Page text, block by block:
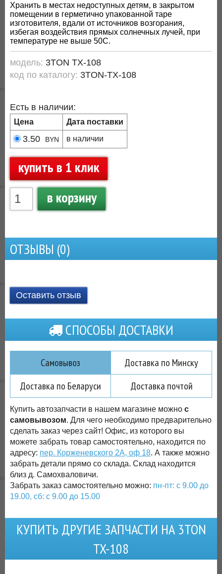
Хранить в местах недоступных детям, в закрытом
помещении в герметично упакованной таре
изготовителя, вдали от источников возгорания,
избегая воздействия прямых солнечных лучей, при
температуре не выше 50С.
модель: 3TON TX-108
код по каталогу: 3TON-TX-108
Есть в наличии:
Цена Дата поставки
3.50 BYN в наличии
купить в 1 клик
в корзину
ОТЗЫВЫ (0)
Оставить отзыв
СПОСОБЫ ДОСТАВКИ
Самовывоз
Доставка по Минску
Доставка по Беларуси
Доставка почтой
Купить автозапчасти в нашем магазине можно с
самовывозом. Для чего необходимо предварительно
сделать заказ через сайт! Офис, из которого вы
можете забрать товар самостоятельно, находится по
адресу: пер. Корженевского 2А, оф 18. А также можно
забрать детали прямо со склада. Склад находится
близ д. Самохваловичи.
Забрать заказ самостоятельно можно: пн-пт: с 9.00 до
19.00, сб: с 9.00 до 15.00
КУПИТЬ ДРУГИЕ ЗАПЧАСТИ НА 3TON
TX-108